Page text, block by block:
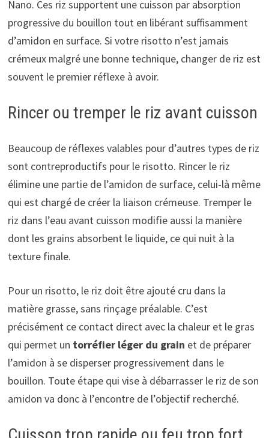
Nano. Ces riz supportent une cuisson par absorption
progressive du bouillon tout en libérant suffisamment
d’amidon en surface. Si votre risotto n’est jamais
crémeux malgré une bonne technique, changer de riz est
souvent le premier réflexe à avoir.
Rincer ou tremper le riz avant cuisson
Beaucoup de réflexes valables pour d’autres types de riz
sont contreproductifs pour le risotto. Rincer le riz
élimine une partie de l’amidon de surface, celui-là même
qui est chargé de créer la liaison crémeuse. Tremper le
riz dans l’eau avant cuisson modifie aussi la manière
dont les grains absorbent le liquide, ce qui nuit à la
texture finale.
Pour un risotto, le riz doit être ajouté cru dans la
matière grasse, sans rinçage préalable. C’est
précisément ce contact direct avec la chaleur et le gras
qui permet un torréfier léger du grain et de préparer
l’amidon à se disperser progressivement dans le
bouillon. Toute étape qui vise à débarrasser le riz de son
amidon va donc à l’encontre de l’objectif recherché.